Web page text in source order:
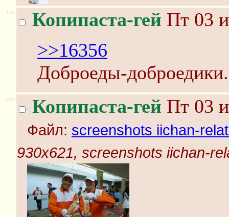
>> Копипаста-гей Пт 03
>>16356
Доброеды-доброедики.
>> Копипаста-гей Пт 03
Файл: screenshots iichan-
930x621, screenshots iichan-